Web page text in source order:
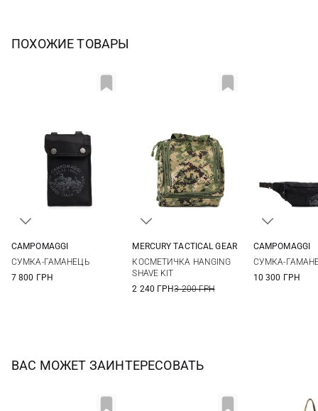
ПОХОЖИЕ ТОВАРЫ
CAMPOMAGGI
СУМКА-ГАМАНЕЦЬ
7 800 ГРН
MERCURY TACTICAL GEAR
КОСМЕТИЧКА HANGING
SHAVE KIT
2 240 ГРН3 200 ГРН
CAMPOMAGGI
СУМКА-
10 300 ГРН
ВАС МОЖЕТ ЗАИНТЕРЕСОВАТЬ